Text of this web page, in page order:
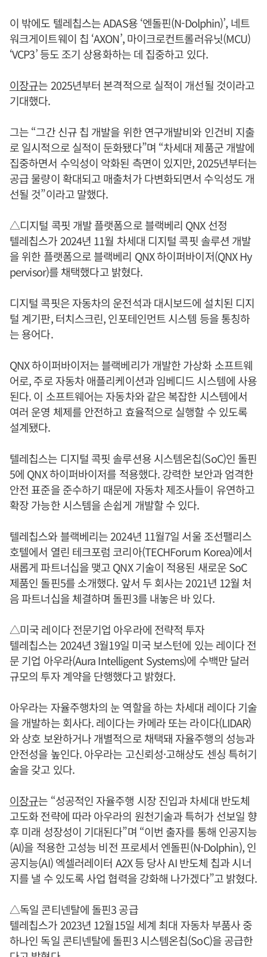
이 밖에도 텔레칩스는 ADAS용 ‘엔돌핀(N-Dolphin)’, 네트
워크게이트웨이 칩 ‘AXON’, 마이크로컨트롤러유닛(MCU)
‘VCP3’ 등도 조기 상용화하는 데 집중하고 있다.
이장규는 2025년부터 본격적으로 실적이 개선될 것이라고
기대했다.
그는 “그간 신규 칩 개발을 위한 연구개발비와 인건비 지출
로 일시적으로 실적이 둔화됐다”며 “차세대 제품군 개발에
집중하면서 수익성이 악화된 측면이 있지만, 2025년부터는
공급 물량이 확대되고 매출처가 다변화되면서 수익성도 개
선될 것”이라고 말했다.
△디지털 콕핏 개발 플랫폼으로 블랙베리 QNX 선정
텔레칩스가 2024년 11월 차세대 디지털 콕핏 솔루션 개발
을 위한 플랫폼으로 블랙베리 QNX 하이퍼바이저(QNX Hy
pervisor)를 채택했다고 밝혔다.
디지털 콕핏은 자동차의 운전석과 대시보드에 설치된 디지
털 계기판, 터치스크린, 인포테인먼트 시스템 등을 통칭하
는 용어다.
QNX 하이퍼바이저는 블랙베리가 개발한 가상화 소프트웨
어로, 주로 자동차 애플리케이션과 임베디드 시스템에 사용
된다. 이 소프트웨어는 자동차와 같은 복잡한 시스템에서
여러 운영 체제를 안전하고 효율적으로 실행할 수 있도록
설계됐다.
텔레칩스는 디지털 콕핏 솔루션용 시스템온칩(SoC)인 돌핀
5에 QNX 하이퍼바이저를 적용했다. 강력한 보안과 엄격한
안전 표준을 준수하기 때문에 자동차 제조사들이 유연하고
확장 가능한 시스템을 손쉽게 개발할 수 있다.
텔레칩스와 블랙베리는 2024년 11월7일 서울 조선팰리스
호텔에서 열린 테크포럼 코리아(TECHForum Korea)에서
새롭게 파트너십을 맺고 QNX 기술이 적용된 새로운 SoC
제품인 돌핀5를 소개했다. 앞서 두 회사는 2021년 12월 처
음 파트너십을 체결하며 돌핀3를 내놓은 바 있다.
△미국 레이다 전문기업 아우라에 전략적 투자
텔레칩스는 2024년 3월19일 미국 보스턴에 있는 레이다 전
문 기업 아우라(Aura Intelligent Systems)에 수백만 달러
규모의 투자 계약을 단행했다고 밝혔다.
아우라는 자율주행차의 눈 역할을 하는 차세대 레이다 기술
을 개발하는 회사다. 레이다는 카메라 또는 라이다(LIDAR)
와 상호 보완하거나 개별적으로 채택돼 자율주행의 성능과
안전성을 높인다. 아우라는 고신뢰성·고해상도 센싱 특허기
술을 갖고 있다.
이장규는 “성공적인 자율주행 시장 진입과 차세대 반도체
고도화 전략에 따라 아우라의 원천기술과 특허가 선보일 향
후 미래 성장성이 기대된다”며 “이번 출자를 통해 인공지능
(AI)을 적용한 고성능 비전 프로세서 엔돌핀(N-Dolphin), 인
공지능(AI) 엑셀러레이터 A2X 등 당사 AI 반도체 칩과 시너
지를 낼 수 있도록 사업 협력을 강화해 나가겠다”고 밝혔다.
△독일 콘티넨탈에 돌핀3 공급
텔레칩스가 2023년 12월15일 세계 최대 자동차 부품사 중
하나인 독일 콘티넨탈에 돌핀3 시스템온칩(SoC)을 공급한